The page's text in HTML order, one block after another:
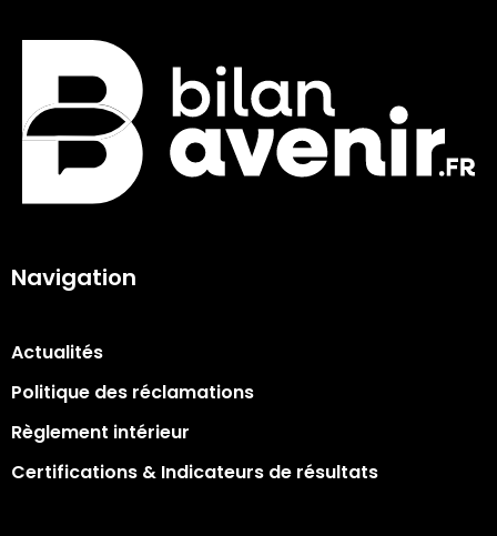
Navigation
Actualités
Politique des réclamations
Règlement intérieur
Certifications & Indicateurs de résultats​